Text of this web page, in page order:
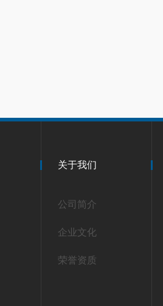
关于我们
公司简介
企业文化
荣誉资质